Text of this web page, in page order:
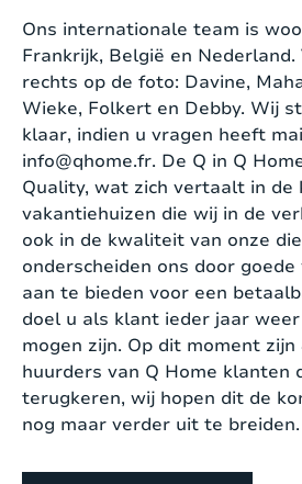
Ons internationale team is
Frankrijk, België en
rechts op de foto: Davine,
Wieke, Folkert en Debby. Wij
klaar, indien u vragen heeft
info@qhome.fr. De Q in Q
Quality, wat zich vertaalt in de
vakantiehuizen die wij in de
ook in de kwaliteit van onze
onderscheiden ons door
aan te bieden voor een
doel u als klant ieder jaar
mogen zijn. Op dit moment zijn
huurders van Q Home klanten
terugkeren, wij hopen dit de
nog maar verder uit te breiden.